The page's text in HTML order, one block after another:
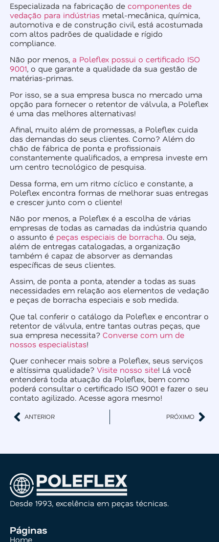
Especializada na fabricação de componentes de
vedação para indústrias metal-mecânica, química,
automotiva e de construção civil, está acostumada
com altos padrões de qualidade e rígido
compliance.
Não por menos, a Poleflex possui o certificado ISO
9001, o que garante a qualidade da sua gestão de
matérias-primas.
Por isso, se a sua empresa busca no mercado uma
opção para fornecer o retentor de válvula, a Poleflex
é uma das melhores alternativas!
Afinal, muito além de promessas, a Poleflex cuida
das demandas do seus clientes. Como? Além do
chão de fábrica de ponta e profissionais
constantemente qualificados, a empresa investe em
um centro tecnológico de pesquisa.
Dessa forma, em um ritmo cíclico e constante, a
Poleflex encontra formas de melhorar suas entregas
e crescer junto com o cliente!
Não por menos, a Poleflex é a escolha de várias
empresas de todas as camadas da indústria quando
o assunto é peças especiais de borracha. Ou seja,
além de entregas catalogadas, a organização
também é capaz de absorver as demandas
específicas de seus clientes.
Assim, de ponta a ponta, atender a todas as suas
necessidades em relação aos elementos de vedação
e peças de borracha especiais e sob medida.
Que tal conferir o catálogo da Poleflex e encontrar o
retentor de válvula, entre tantas outras peças, que
sua empresa necessita? Converse com um de
nossos especialistas!
Quer conhecer mais sobre a Poleflex, seus serviços
e altíssima qualidade? Visite nosso site! Lá você
entenderá toda atuação da Poleflex, bem como
poderá consultar o certificado ISO 9001 e fazer o seu
contato agilizado. Acesse agora mesmo!
ANTERIOR PRÓXIMO
Desde 1993, excelência em peças técnicas.
Páginas
Home